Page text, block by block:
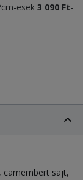
esek 3 090 Ft-
camembert sajt